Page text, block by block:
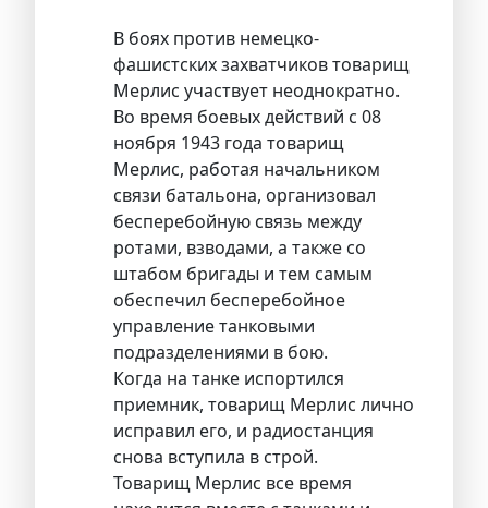
В боях против немецко-
фашистских захватчиков товарищ
Мерлис участвует неоднократно.
Во время боевых действий с 08
ноября 1943 года товарищ
Мерлис, работая начальником
связи батальона, организовал
бесперебойную связь между
ротами, взводами, а также со
штабом бригады и тем самым
обеспечил бесперебойное
управление танковыми
подразделениями в бою.
Когда на танке испортился
приемник, товарищ Мерлис лично
исправил его, и радиостанция
снова вступила в строй.
Товарищ Мерлис все время